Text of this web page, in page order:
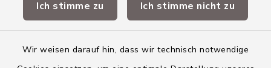
Ich stimme zu Ich stimme nicht zu
Wir weisen darauf hin, dass wir technisch notwendige
Landkreis Neu-Ulm